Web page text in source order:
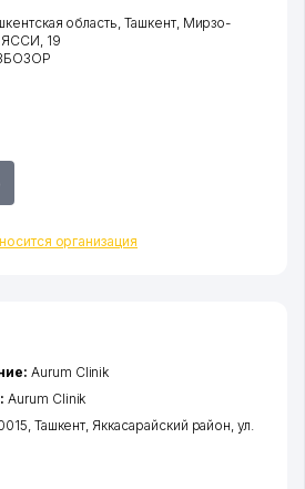
организация
область,Ташкент, Мирзо-
ЯССИ, 19
Aurum Clinik
Aurum Clinik
Ташкент Яккасарайский район ,ул.